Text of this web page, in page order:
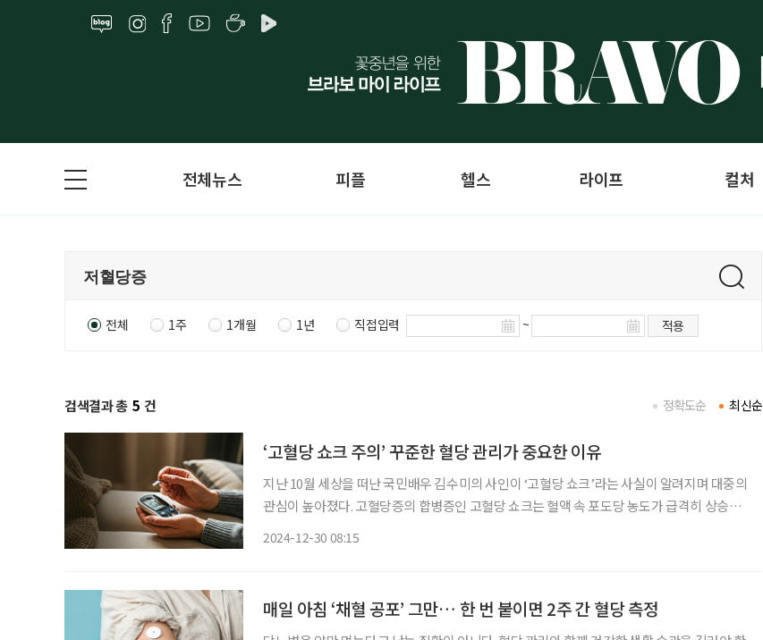
전체뉴스 피플 헬스 라이프 컬처
전체 1주 1개월 1년 직접입력 ~ 적용
검색결과 총 5 건 최신순
정확도순
‘고혈당 쇼크 주의’ 꾸준한 혈당 관리가 중요한 이유
지난 10월 세상을 떠난 국민배우 김수미의 사인이 ‘고혈당 쇼크’라는 사실이 알려지며 대중의
관심이 높아졌다. 고혈당증의 합병증인 고혈당 쇼크는 혈액 속 포도당 농도가 급격히 상승해
2024-12-30 08:15
매일 아침 ‘채혈 공포’ 그만… 한 번 붙이면 2주 간 혈당 측정